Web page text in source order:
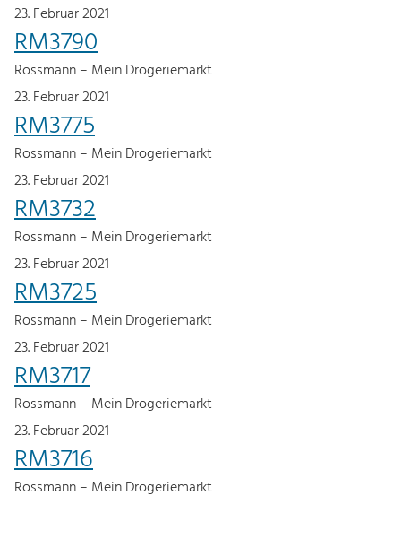
23. Februar 2021
RM3790
Rossmann – Mein Drogeriemarkt
23. Februar 2021
RM3775
Rossmann – Mein Drogeriemarkt
23. Februar 2021
RM3732
Rossmann – Mein Drogeriemarkt
23. Februar 2021
RM3725
Rossmann – Mein Drogeriemarkt
23. Februar 2021
RM3717
Rossmann – Mein Drogeriemarkt
23. Februar 2021
RM3716
Rossmann – Mein Drogeriemarkt